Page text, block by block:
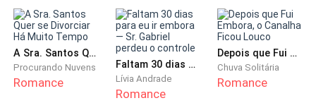
Helena não lembrava como chegou em casa. Apenas
entrou, esbaforida, como se fugisse de um incêndio.
O rosto ainda ardia, os olhos marejados, o peito em
A Sra. Santos Quer se Divorciar Há Muito Tempo
Procurando Nuvens
Romance
Faltam 30 dias para eu ir embora — Sr. Gabriel perdeu o controle
Lívia Andrade
Romance
Depois que Fui Embora, o Canalha Ficou Louco
Chuva Solitária
Romance